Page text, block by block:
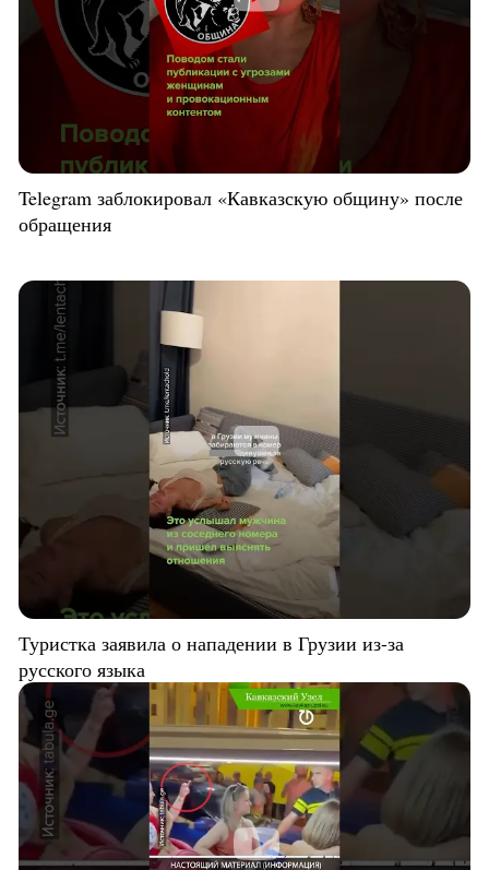
Telegram заблокировал «Кавказскую общину» после
обращения
Туристка заявила о нападении в Грузии из-за
русского языка